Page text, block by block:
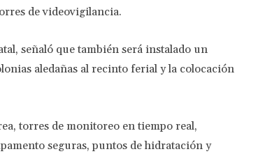
de videovigilancia.
señaló que también será instalado un
aledañas al recinto ferial y la colocación
torres de monitoreo en tiempo real,
seguras, puntos de hidratación y